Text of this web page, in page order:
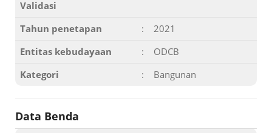
Validasi
Tahun penetapan :
2021
Entitas kebudayaan
:
ODCB
Kategori
: Bangunan
Data Benda